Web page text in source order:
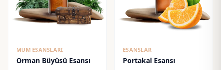
MUM ESANSLARI
Orman Büyüsü Esansı
ESANSLAR
Portakal Esansı